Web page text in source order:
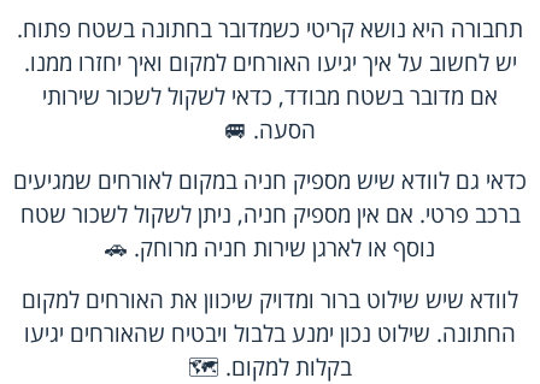
תחבורה היא נושא קריטי כשמדובר בחתונה בשטח פתוח.
יש לחשוב על איך יגיעו האורחים למקום ואיך יחזרו ממנו.
אם מדובר בשטח מבודד, כדאי לשקול לשכור שירותי
הסעה. 🚐
כדאי גם לוודא שיש מספיק חניה במקום לאורחים שמגיעים
ברכב פרטי. אם אין מספיק חניה, ניתן לשקול לשכור שטח
נוסף או לארגן שירות חניה מרוחק. 🚗
לוודא שיש שילוט ברור ומדויק שיכוון את האורחים למקום
החתונה. שילוט נכון ימנע בלבול ויבטיח שהאורחים יגיעו
בקלות למקום. 🗺️